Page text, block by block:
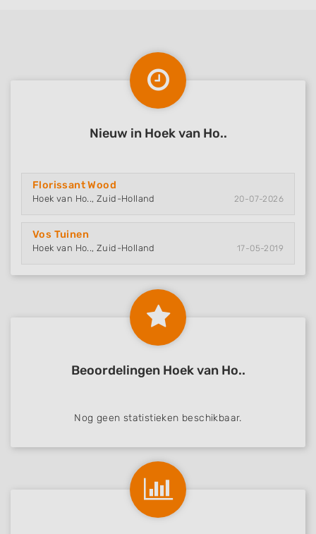
Nieuw in Hoek van Ho..
Florissant Wood
Hoek van Ho.., Zuid-Holland 20-07-2026
Vos Tuinen
Hoek van Ho.., Zuid-Holland 17-05-2019
Beoordelingen Hoek van Ho..
Nog geen statistieken beschikbaar.